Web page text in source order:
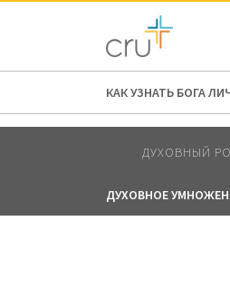
AFRICA
КАК УЗНАТЬ БОГА
ДУХОВНЫЙ
ДУХОВНОЕ